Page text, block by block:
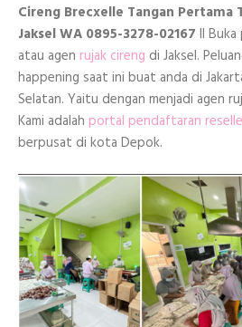
di
Cireng Brecxelle Tangan Pertama
Jaksel WA 0895-3278-02167 II
atau agen rujak cireng di Jaksel.
happening saat ini buat anda di
Selatan. Yaitu dengan menjadi agen
Kami adalah portal pendaftaran
berpusat di kota Depok.